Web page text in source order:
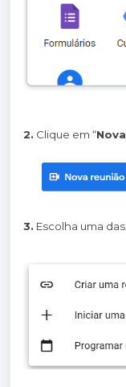
2. Clique em “
3. Escolha uma